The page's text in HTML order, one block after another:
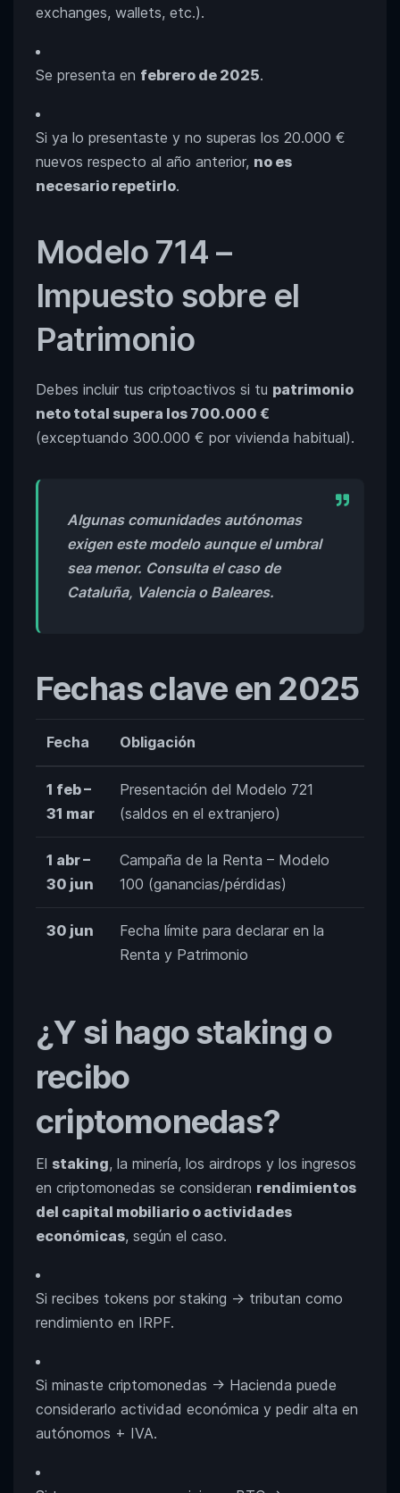
exchanges, wallets, etc.).
Se presenta en febrero de 2025.
Si ya lo presentaste y no superas los 20.000 €
nuevos respecto al año anterior, no es
necesario repetirlo.
Modelo 714 –
Impuesto sobre el
Patrimonio
Debes incluir tus criptoactivos si tu patrimonio
neto total supera los 700.000 €
(exceptuando 300.000 € por vivienda habitual).
Algunas comunidades autónomas
exigen este modelo aunque el umbral
sea menor. Consulta el caso de
Cataluña, Valencia o Baleares.
Fechas clave en 2025
Fecha Obligación
1 feb –
31 mar
Presentación del Modelo 721
(saldos en el extranjero)
1 abr –
30 jun
Campaña de la Renta – Modelo
100 (ganancias/pérdidas)
30 jun
Fecha límite para declarar en la
Renta y Patrimonio
¿Y si hago staking o
recibo
criptomonedas?
El staking, la minería, los airdrops y los ingresos
en criptomonedas se consideran rendimientos
del capital mobiliario o actividades
económicas, según el caso.
Si recibes tokens por staking → tributan como
rendimiento en IRPF.
Si minaste criptomonedas → Hacienda puede
considerarlo actividad económica y pedir alta en
autónomos + IVA.